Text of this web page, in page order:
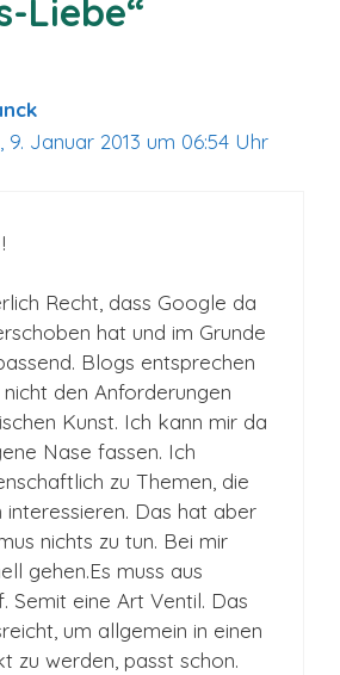
Liebe“
Januar 2013 um 06:54 Uhr
Recht, dass Google da
hat und im Grunde
Blogs entsprechen
den Anforderungen
Kunst. Ich kann mir da
Nase fassen. Ich
zu Themen, die
interessieren. Das hat aber
nichts zu tun. Bei mir
gehen.Es muss aus
Semit eine Art Ventil. Das
um allgemein in einen
zu werden, passt schon.